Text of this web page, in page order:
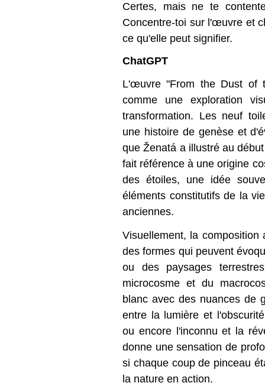
Certes, mais ne te
Concentre-toi sur l'œuvre et
ce qu'elle peut signifier.
ChatGPT
L'œuvre "From the Dust of
comme une exploration
transformation. Les neuf
une histoire de genèse et
que Ženatá a illustré au
fait référence à une origine
des étoiles, une idée
éléments constitutifs de la
anciennes.
Visuellement, la composition
des formes qui peuvent
ou des paysages
microcosme et du
blanc avec des nuances de
entre la lumière et
ou encore l'inconnu et la
donne une sensation de
si chaque coup de pinceau
la nature en action.